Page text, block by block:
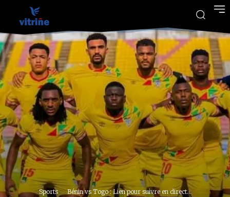
Sports Bénin vs Togo : Lien pour suivre en direct...